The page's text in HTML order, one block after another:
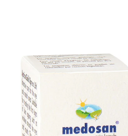
In den
Sofort lieferbar - in 2-3